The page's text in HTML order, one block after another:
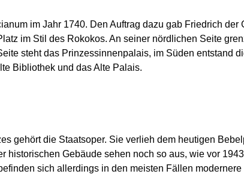
im Jahr 1740. Den Auftrag dazu gab Friedrich der
im Stil des Rokokos. An seiner nördlichen Seite
steht das Prinzessinnenpalais, im Süden entstand
Bibliothek und das Alte Palais.
gehört die Staatsoper. Sie verlieh dem heutigen
historischen Gebäude sehen noch so aus, wie vor
sich allerdings in den meisten Fällen modernere